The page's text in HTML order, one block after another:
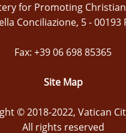
for Promoting
Conciliazione, 5 - 00193
Fax: +39 06 698 85365
Site Map
© 2018-2022, Vatican
All rights reserved